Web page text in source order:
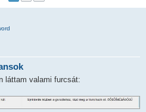
láttam valami furcsát: